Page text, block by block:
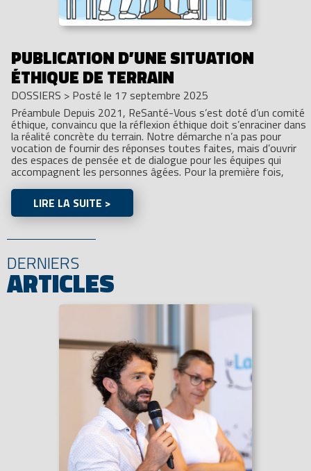
PUBLICATION D’UNE SITUATION
ÉTHIQUE DE TERRAIN
DOSSIERS > Posté le 17 septembre 2025
Préambule Depuis 2021, ReSanté-Vous s’est doté d’un comité
éthique, convaincu que la réflexion éthique doit s’enraciner dans
la réalité concrète du terrain. Notre démarche n’a pas pour
vocation de fournir des réponses toutes faites, mais d’ouvrir
des espaces de pensée et de dialogue pour les équipes qui
accompagnent les personnes âgées. Pour la première fois,
LIRE LA SUITE >
DERNIERS
ARTICLES